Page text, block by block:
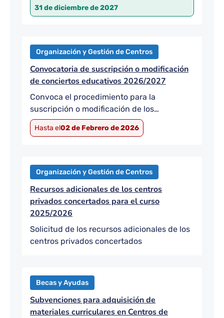
la enseñanza privada concertada, por el
que se establecen las condiciones de
31 de diciembre de 2027
Organización y Gestión de Centros
Convocatoria de suscripción o modificación
de conciertos educativos 2026/2027
Convoca el procedimiento para la
suscripción o modificación de los
conciertos educativos para el curso escolar
2026/2027.
Hasta el02 de Febrero de 2026
Organización y Gestión de Centros
Recursos adicionales de los centros
privados concertados para el curso
2025/2026
Solicitud de los recursos adicionales de los
centros privados concertados
Becas y Ayudas
Subvenciones para adquisición de
materiales curriculares en Centros de